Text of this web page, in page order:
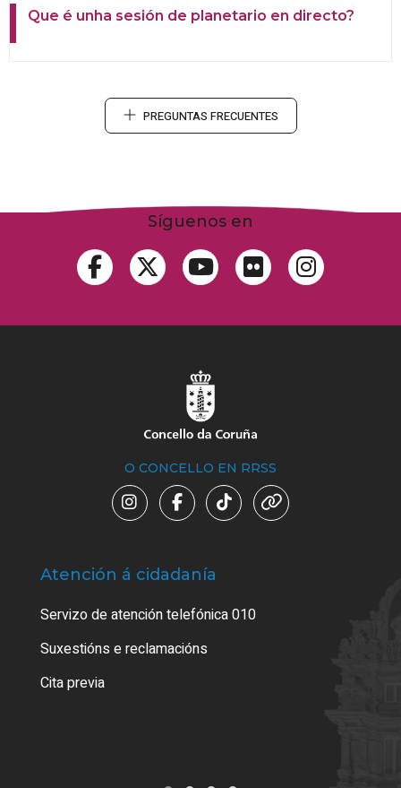
Que é unha sesión de planetario en directo?
PREGUNTAS FRECUENTES
Síguenos en
O CONCELLO EN RRSS
Atención á cidadanía
Servizo de atención telefónica 010
Suxestións e reclamacións
Cita previa